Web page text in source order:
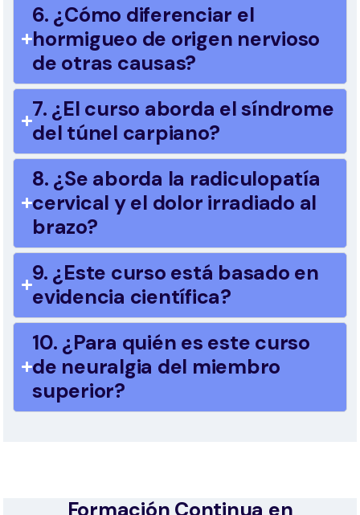
6. ¿Cómo diferenciar el
hormigueo de origen nervioso
de otras causas?
7. ¿El curso aborda el síndrome
del túnel carpiano?
8. ¿Se aborda la radiculopatía
cervical y el dolor irradiado al
brazo?
9. ¿Este curso está basado en
evidencia científica?
10. ¿Para quién es este curso
de neuralgia del miembro
superior?